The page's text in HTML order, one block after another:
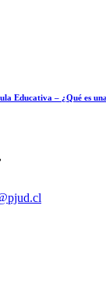
Educativa – ¿Qué es